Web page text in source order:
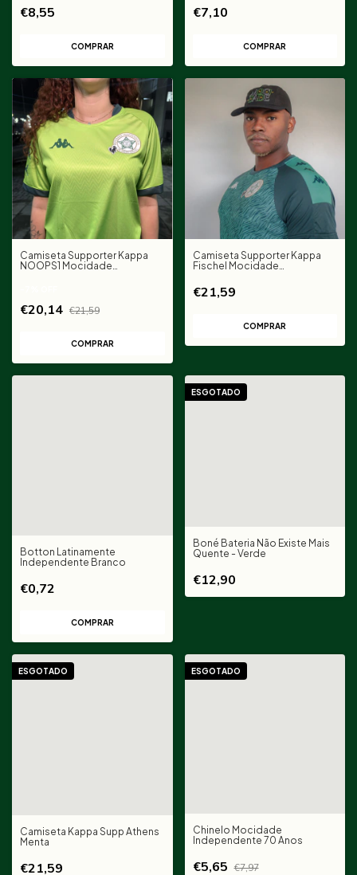
€8,55 €7,10
Camiseta Supporter Kappa
NOOPS1 Mocidade
€20,14 €21,59
COMPRAR
Camiseta Supporter Kappa
Fischel Mocidade
€21,59
COMPRAR
Botton Latinamente
Independente Branco
€0,72
ESGOTADO
Boné Bateria Não Existe Mais
Quente - Verde
€12,90
ESGOTADO
Camiseta Kappa Supp Athens
Menta
€21,59
ESGOTADO
Chinelo Mocidade
Independente 70 Anos
€5,65 €7,97